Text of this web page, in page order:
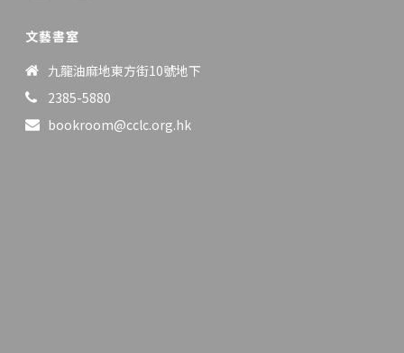
文藝書室
九龍油麻地東方街10號地下
2385-5880
bookroom@cclc.org.hk